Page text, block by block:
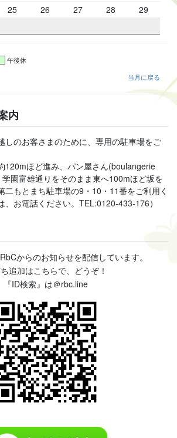
25 26 27 28
29
午後休
当月に戻る
内
しのお客さまのために、専用の駐車場をご
120mほど進み、パン屋さん(boulangerie
園富雄通りをそのまま東へ100mほど坂を
二もとまち駐車場の9・10・11番をご利用く
、お電話ください。TEL:0120-433-176）
からのお知らせを配信しています。
追加はこちらで、どうぞ！
『ID検索』は＠rbc.line